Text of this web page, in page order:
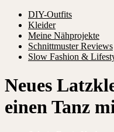
DIY-Outfits
Kleider
Meine Nähprojekte
Schnittmuster Reviews
Slow Fashion &
Neues
einen Tanz